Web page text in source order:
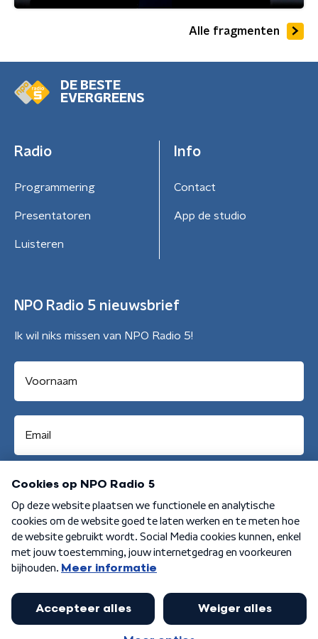
Alle fragmenten
DE BESTE
EVERGREENS
Radio
Programmering
Presentatoren
Luisteren
Info
Contact
App de studio
NPO Radio 5 nieuwsbrief
Ik wil niks missen van NPO Radio 5!
Aanmelden
Algemene voorwaarden